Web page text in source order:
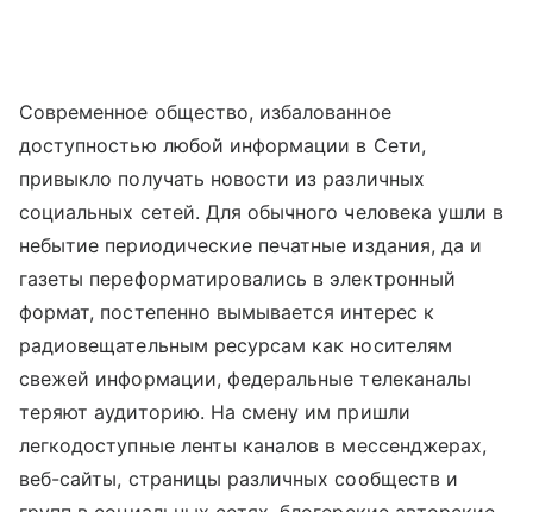
Современное общество, избалованное
доступностью любой информации в Сети,
привыкло получать новости из различных
социальных сетей. Для обычного человека ушли в
небытие периодические печатные издания, да и
газеты переформатировались в электронный
формат, постепенно вымывается интерес к
радиовещательным ресурсам как носителям
свежей информации, федеральные телеканалы
теряют аудиторию. На смену им пришли
легкодоступные ленты каналов в мессенджерах,
веб-сайты, страницы различных сообществ и